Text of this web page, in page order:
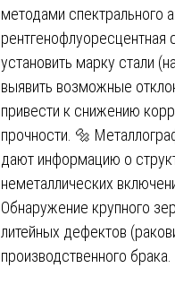
методами спектрального
рентгенофлуоресцентная
установить марку стали
выявить возможные
привести к снижению
прочности. 🔩
дают информацию о
неметаллических
Обнаружение крупного
литейных дефектов
производственного брака.